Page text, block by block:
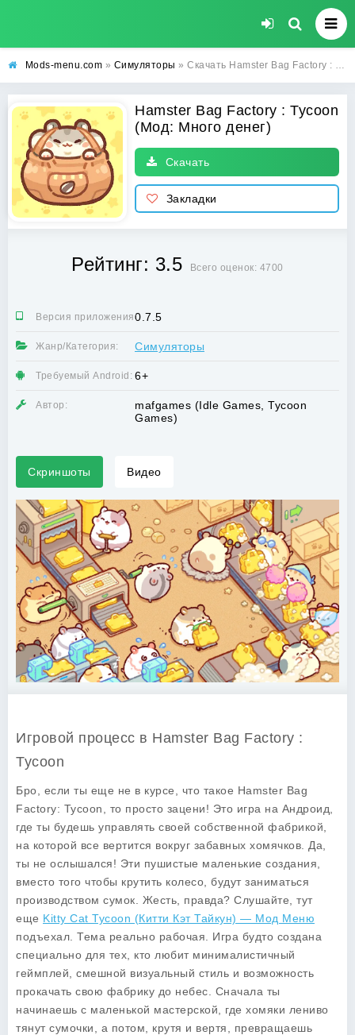
Mods-menu.com » Симуляторы » Скачать Hamster Bag Factory : Tycoon Взлом (Много денег) на Андроид бесплатно
Hamster Bag Factory : Tycoon
(Мод: Много денег)
Скачать
Закладки
Рейтинг: 3.5 Всего оценок: 4700
Версия приложения:0.7.5
Жанр/Категория: Симуляторы
Требуемый Android: 6+
Автор:
mafgames (Idle Games, Tycoon
Games)
Скриншоты Видео
Игровой процесс в Hamster Bag Factory :
Tycoon
Бро, если ты еще не в курсе, что такое Hamster Bag
Factory: Tycoon, то просто зацени! Это игра на Андроид,
где ты будешь управлять своей собственной фабрикой,
на которой все вертится вокруг забавных хомячков. Да,
ты не ослышался! Эти пушистые маленькие создания,
вместо того чтобы крутить колесо, будут заниматься
производством сумок. Жесть, правда? Слушайте, тут
еще Kitty Cat Tycoon (Китти Кэт Тайкун) — Мод Меню
подъехал. Тема реально рабочая. Игра будто создана
специально для тех, кто любит минималистичный
геймплей, смешной визуальный стиль и возможность
прокачать свою фабрику до небес. Сначала ты
начинаешь с маленькой мастерской, где хомяки лениво
тянут сумочки, а потом, крутя и вертя, превращаешь